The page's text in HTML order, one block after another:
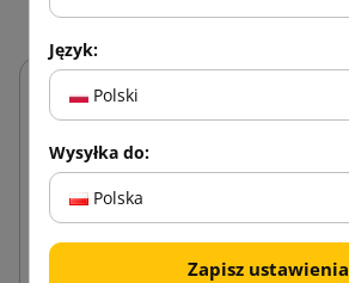
Język:
Polski
Wysyłka do:
Polska
Zapisz ustawienia